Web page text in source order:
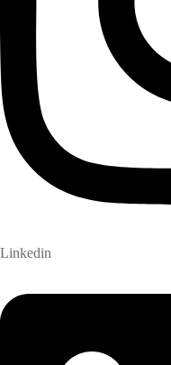
Linkedin